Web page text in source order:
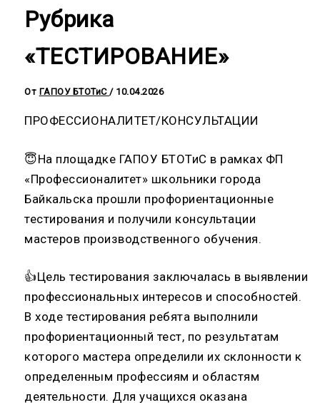
Рубрика
«ТЕСТИРОВАНИЕ»
От ГАПОУ БТОТиС/ 10.04.2026
ПРОФЕССИОНАЛИТЕТ/КОНСУЛЬТАЦИИ
😇На площадке ГАПОУ БТОТиС в рамках ФП
«Профессионалитет» школьники города
Байкальска прошли профориентационные
тестирования и получили консультации
мастеров производственного обучения.
👍Цель тестирования заключалась в выявлении
профессиональных интересов и способностей.
В ходе тестирования ребята выполнили
профориентационный тест, по результатам
которого мастера определили их склонности к
определенным профессиям и областям
деятельности. Для учащихся оказана